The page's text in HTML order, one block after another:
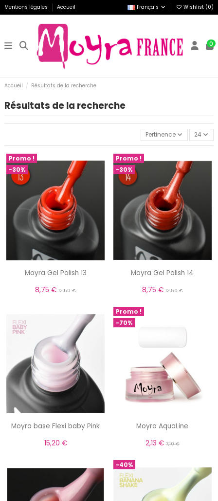
Mentions légales Accueil Français Wishlist (0)
0
Accueil Résultats de la recherche
Résultats de la recherche
Pertinence 24
Promo !
-30%
Moyra Gel Polish 13
8,75 €12,50 €
Promo !
-30%
Moyra Gel Polish 14
8,75 €12,50 €
Moyra base Flexi baby Pink
15,20 €
Promo !
-70%
Moyra AquaLine
2,13 €7,10 €
-40%